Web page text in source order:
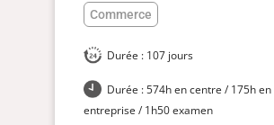
Commerce
Durée : 107 jours
Durée : 574h en centre / 175h en
entreprise / 1h50 examen